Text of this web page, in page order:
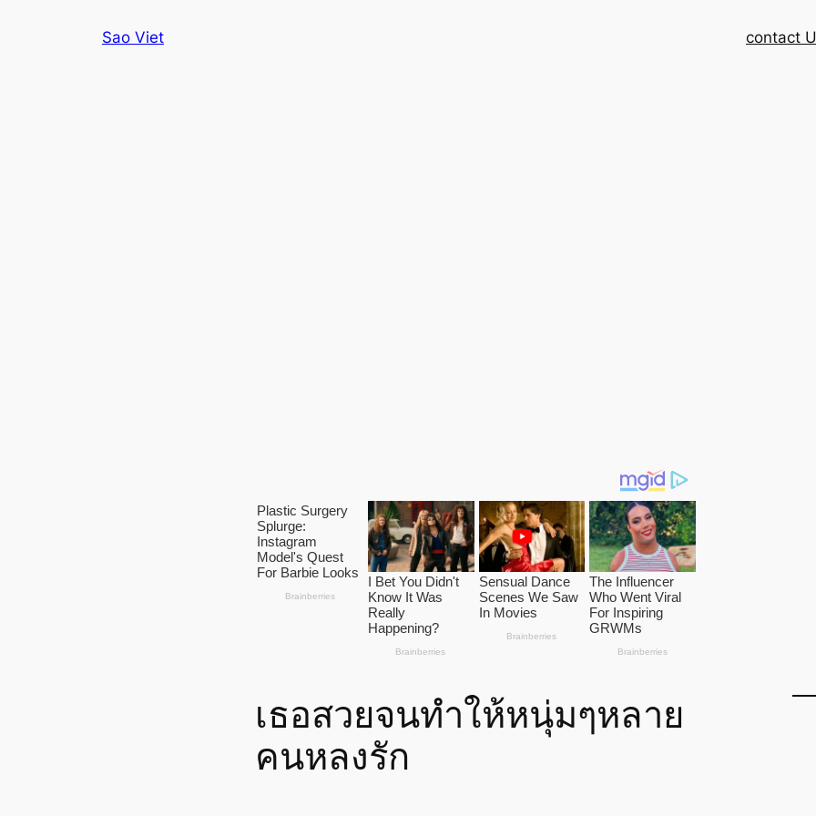
Sao Viet contact
เธอสวยจนทำให้หนุ่มๆหลาย
คนหลงรัก